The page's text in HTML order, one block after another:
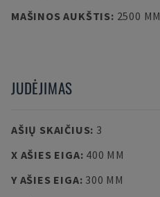
MAŠINOS AUKŠTIS: 2500 MM
JUDĖJIMAS
AŠIŲ SKAIČIUS: 3
X AŠIES EIGA: 400 MM
Y AŠIES EIGA: 300 MM